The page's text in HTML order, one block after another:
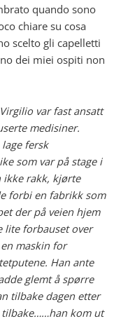
quando sono
chiare su cosa
scelto gli capelletti
dei miei ospiti non
var fast ansatt
medisiner.
fersk
som var på stage i
ikke rakk, kjørte
forbi en fabrikk som
der på veien hjem
lite forbauset over
maskin for
Han ante
glemt å spørre
tilbake dagen etter
tilbake……han kom ut